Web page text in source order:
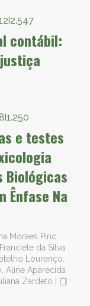
contábil:
e testes
Biológicas
Ênfase Na
Moraes Pinc,
da Silva
Lourenço,
Aline Aparecida
Zardeto